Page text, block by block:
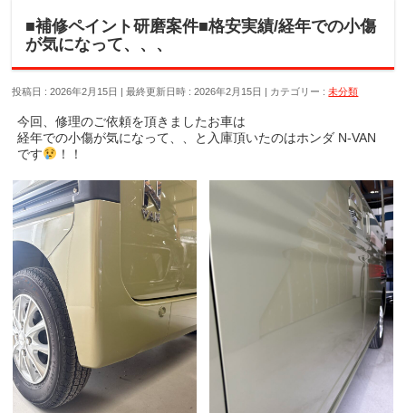
■補修ペイント研磨案件■格安実績/経年での小傷
が気になって、、、
投稿日 : 2026年2月15日 最終更新日時 : 2026年2月15日 カテゴリー :未分類
今回、修理のご依頼を頂きましたお車は
経年での小傷が気になって、、と入庫頂いたのはホンダ N-VAN
です
！！